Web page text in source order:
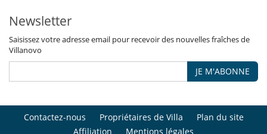
Newsletter
Saisissez votre adresse email pour recevoir des nouvelles fraîches de
Villanovo
JE M'ABONNE
Contactez-nous Propriétaires de Villa
Plan du site
Affiliation
Mentions légales